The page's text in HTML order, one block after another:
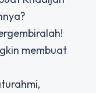
membuat